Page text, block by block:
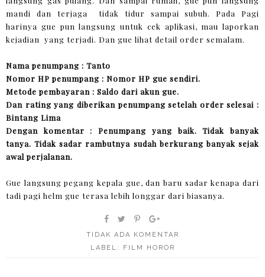
mandi dan terjaga tidak tidur sampai subuh. Pada Pagi
harinya gue pun langsung untuk cek aplikasi, mau laporkan
kejadian yang terjadi. Dan gue lihat detail order semalam.
Nama penumpang : Tanto
Nomor HP penumpang : Nomor HP gue sendiri.
Metode pembayaran : Saldo dari akun gue.
Dan rating yang diberikan penumpang setelah order selesai :
Bintang Lima
Dengan komentar : Penumpang yang baik. Tidak banyak
tanya. Tidak sadar rambutnya sudah berkurang banyak sejak
awal perjalanan.
Gue langsung pegang kepala gue, dan baru sadar kenapa dari
tadi pagi helm gue terasa lebih longgar dari biasanya.
TIDAK ADA KOMENTAR
LABEL:
FILM HOROR